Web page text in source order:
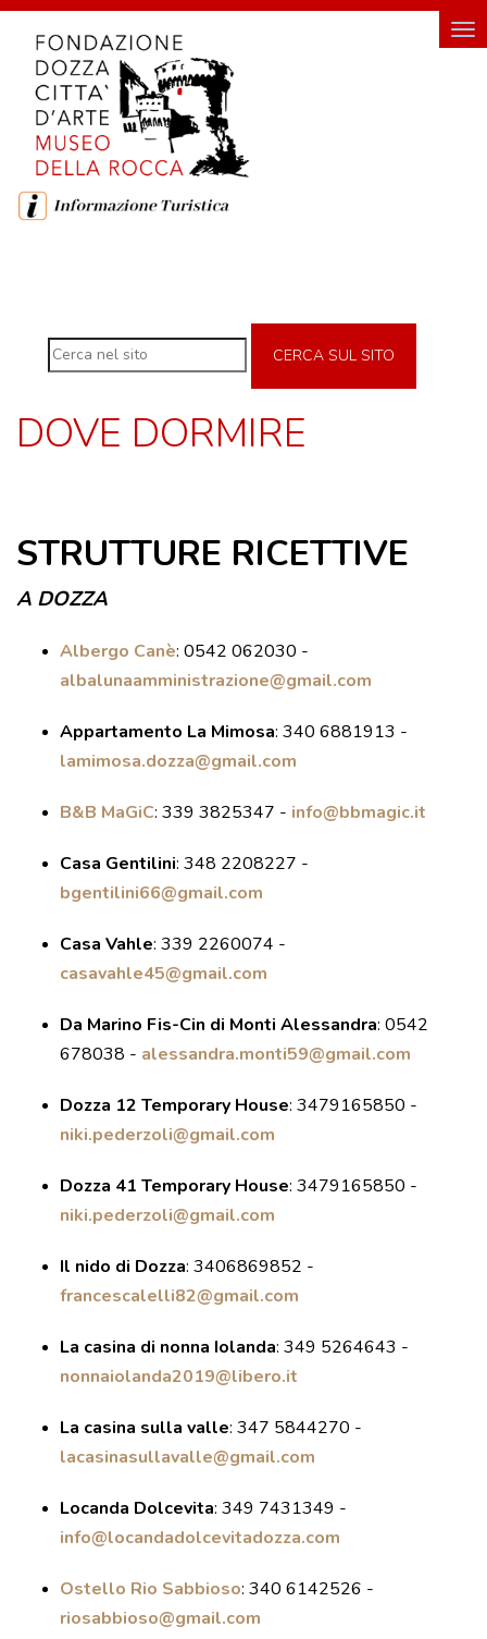
FONDAZIONE
FONDAZIONE DOZZA CITTÀ D'ARTE
SOSTENITORI DELLA FONDAZIONE
MUSEO DELLA ROCCA
GEMELLO DIGITALE MUSEO
LABORATORI
BOOKSHOP
EVENTI
EVENTI
ARCHIVIO EVENTI
INFORMAZIONE
DOVE DORMIRE
ATTRAZIONI
EVENTI
ITINERARI
MURO
DIPINTO
ENOTECA
CERCA SUL SITO
DOVE DORMIRE
STRUTTURE RICETTIVE
A DOZZA
Albergo Canè: 0542 062030 -
albalunaamministrazione@gmail.com
Appartamento La Mimosa: 340 6881913 -
lamimosa.dozza@gmail.com
B&B MaGiC: 339 3825347 - info@bbmagic.it
Casa Gentilini: 348 2208227 -
bgentilini66@gmail.com
Casa Vahle: 339 2260074 -
casavahle45@gmail.com
Da Marino Fis-Cin di Monti Alessandra: 0542
678038 - alessandra.monti59@gmail.com
Dozza 12 Temporary House: 3479165850 -
niki.pederzoli@gmail.com
Dozza 41 Temporary House: 3479165850 -
niki.pederzoli@gmail.com
Il nido di Dozza: 3406869852 -
francescalelli82@gmail.com
La casina di nonna Iolanda: 349 5264643 -
nonnaiolanda2019@libero.it
La casina sulla valle: 347 5844270 -
lacasinasullavalle@gmail.com
Locanda Dolcevita: 349 7431349 -
info@locandadolcevitadozza.com
Ostello Rio Sabbioso: 340 6142526 -
riosabbioso@gmail.com